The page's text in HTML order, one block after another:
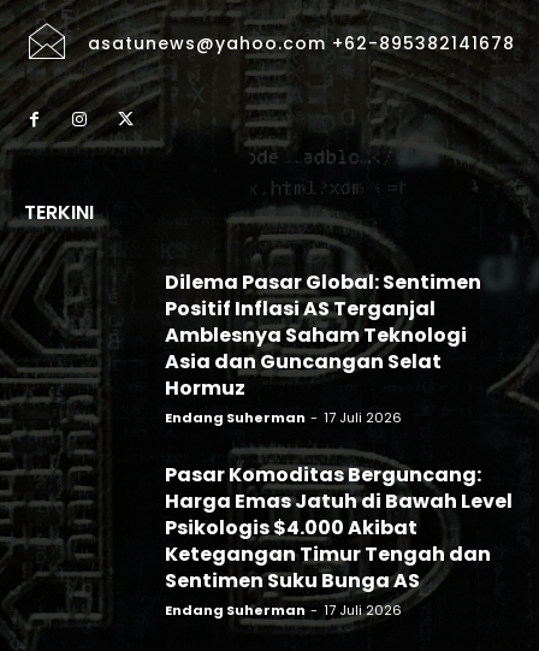
asatunews@yahoo.com +62-895382141678
TERKINI
Dilema Pasar Global: Sentimen
Positif Inflasi AS Terganjal
Amblesnya Saham Teknologi
Asia dan Guncangan Selat
Hormuz
Endang Suherman - 17 Juli 2026
Pasar Komoditas Berguncang:
Harga Emas Jatuh di Bawah Level
Psikologis $4.000 Akibat
Ketegangan Timur Tengah dan
Sentimen Suku Bunga AS
Endang Suherman - 17 Juli 2026